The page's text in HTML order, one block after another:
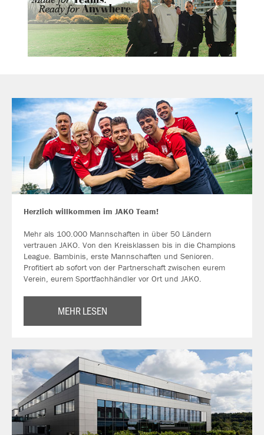
Herzlich willkommen im JAKO Team!
Mehr als 100.000 Mannschaften in über 50 Ländern
vertrauen JAKO. Von den Kreisklassen bis in die Champions
League. Bambinis, erste Mannschaften und Senioren.
Profitiert ab sofort von der Partnerschaft zwischen eurem
Verein, eurem Sportfachhändler vor Ort und JAKO.
MEHR LESEN